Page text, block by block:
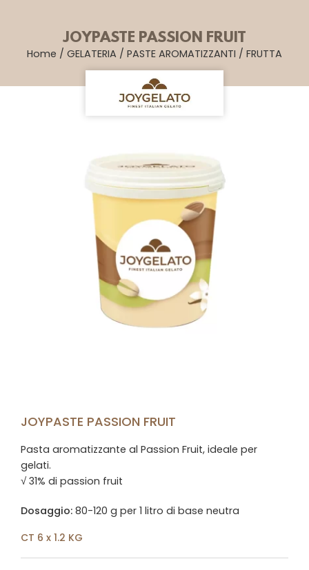
JOYPASTE PASSION FRUIT
Home / GELATERIA / PASTE AROMATIZZANTI / FRUTTA
JOYPASTE PASSION FRUIT
Pasta aromatizzante al Passion Fruit, ideale per
gelati.
√ 31% di passion fruit
Dosaggio: 80-120 g per 1 litro di base neutra
CT 6 x 1.2 KG